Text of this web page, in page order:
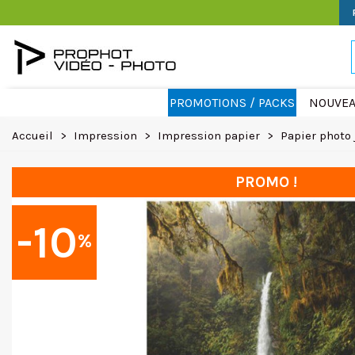
PROMOTIONS / PACKS
Accueil > Impression > Impression papier > Papier
-10%
PROMO !